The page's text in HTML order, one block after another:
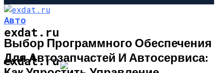
exdat.ru
exdat.ruСТРОИТЕЛЬСТВО И РЕМОНТ
Авто
Выбор Программного Обеспечения
Для Автозапчастей И Автосервиса: